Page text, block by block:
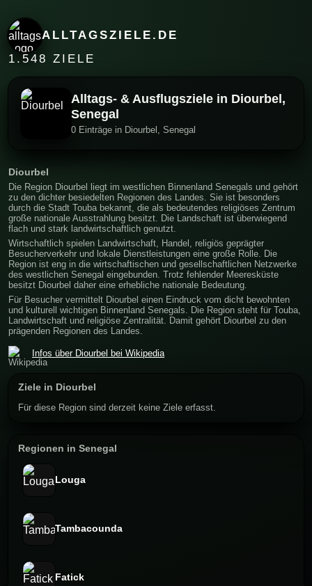
ALLTAGSZIELE.DE
1.548 ZIELE
Alltags- & Ausflugsziele in Diourbel,
Senegal
0 Einträge in Diourbel, Senegal
Diourbel
Die Region Diourbel liegt im westlichen Binnenland Senegals und gehört
zu den dichter besiedelten Regionen des Landes. Sie ist besonders
durch die Stadt Touba bekannt, die als bedeutendes religiöses Zentrum
große nationale Ausstrahlung besitzt. Die Landschaft ist überwiegend
flach und stark landwirtschaftlich genutzt.
Wirtschaftlich spielen Landwirtschaft, Handel, religiös geprägter
Besucherverkehr und lokale Dienstleistungen eine große Rolle. Die
Region ist eng in die wirtschaftischen und gesellschaftlichen Netzwerke
des westlichen Senegal eingebunden. Trotz fehlender Meeresküste
besitzt Diourbel daher eine erhebliche nationale Bedeutung.
Für Besucher vermittelt Diourbel einen Eindruck vom dicht bewohnten
und kulturell wichtigen Binnenland Senegals. Die Region steht für Touba,
Landwirtschaft und religiöse Zentralität. Damit gehört Diourbel zu den
prägenden Regionen des Landes.
Infos über Diourbel bei Wikipedia
Ziele in Diourbel
Für diese Region sind derzeit keine Ziele erfasst.
Regionen in Senegal
Louga
Tambacounda
Fatick